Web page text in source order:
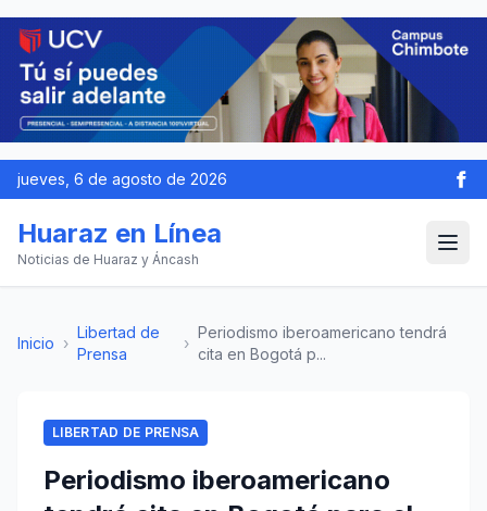
jueves, 6 de agosto de 2026
Huaraz en Línea
Noticias de Huaraz y Áncash
Inicio ›
Libertad de
Prensa
›
Periodismo iberoamericano tendrá
cita en Bogotá p...
LIBERTAD DE PRENSA
Periodismo iberoamericano